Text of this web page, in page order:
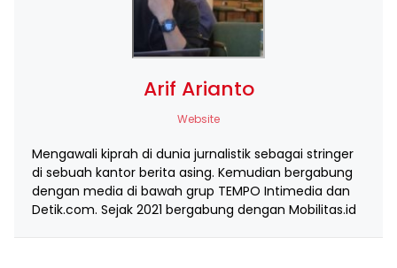
Arif Arianto
Website
Mengawali kiprah di dunia jurnalistik sebagai stringer
di sebuah kantor berita asing. Kemudian bergabung
dengan media di bawah grup TEMPO Intimedia dan
Detik.com. Sejak 2021 bergabung dengan Mobilitas.id